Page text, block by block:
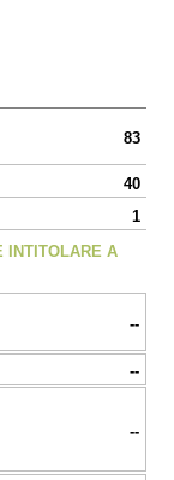
83
40
1
INTITOLARE A
--
--
--